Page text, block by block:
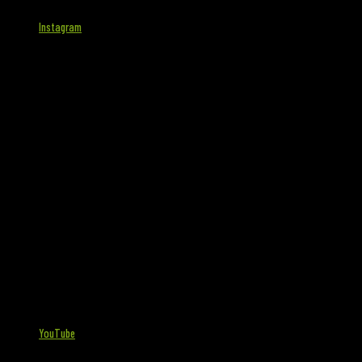
Instagram
YouTube